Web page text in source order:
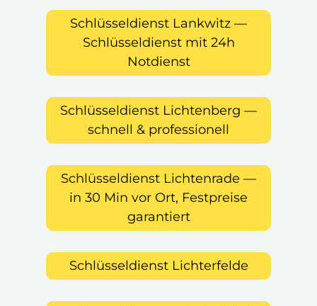
Schlüsseldienst Lankwitz —
Schlüsseldienst mit 24h
Notdienst
Schlüsseldienst Lichtenberg —
schnell & professionell
Schlüsseldienst Lichtenrade —
in 30 Min vor Ort, Festpreise
garantiert
Schlüsseldienst Lichterfelde